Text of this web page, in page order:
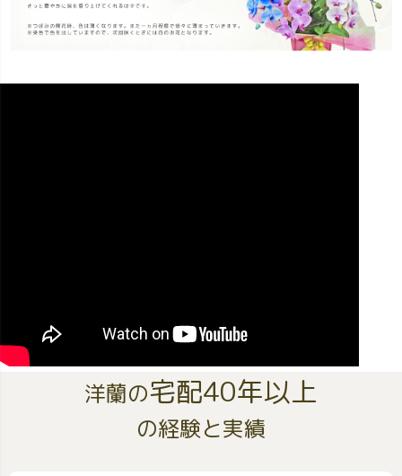
洋蘭の宅配40年以上
の経験と実績